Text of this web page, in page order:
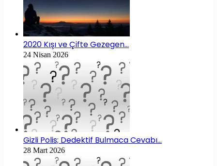
2020 Kışı ve Çifte Gezegen…
24 Nisan 2026
Gizli Polis; Dedektif Bulmaca Cevabı…
28 Mart 2026